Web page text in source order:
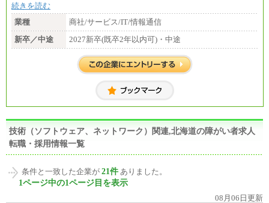
続きを読む
業種
商社/サービス/IT/情報通信
新卒／中途
2027新卒(既卒2年以内可)・中途
技術（ソフトウェア、ネットワーク）関連,北海道の障がい者求人
転職・採用情報一覧
条件と一致した企業が 21件 ありました。
1ページ中の1ページ目を表示
08月06日更新